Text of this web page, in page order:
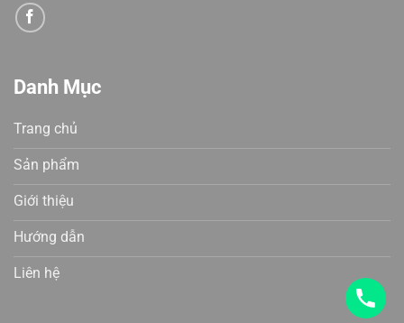
Danh Mục
Trang chủ
Sản phẩm
Giới thiệu
Hướng dẫn
Liên hệ